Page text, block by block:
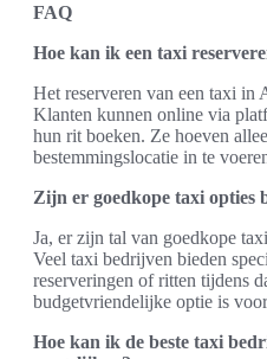
FAQ
Hoe kan ik een taxi
Het reserveren van een taxi in
Klanten kunnen online via
hun rit boeken. Ze hoeven
bestemmingslocatie in te
Zijn er goedkope taxi opties
Ja, er zijn tal van goedkope
Veel taxi bedrijven bieden
reserveringen of ritten tijdens
budgetvriendelijke optie is
Hoe kan ik de beste taxi